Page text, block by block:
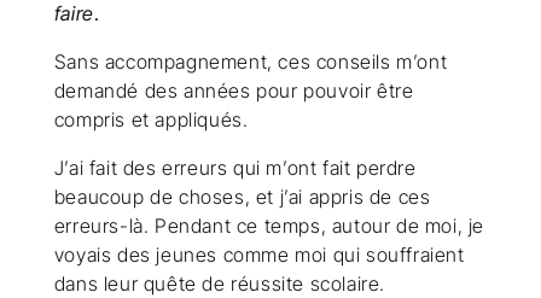
faire.
Sans accompagnement, ces conseils m’ont
demandé des années pour pouvoir être
compris et appliqués.
J’ai fait des erreurs qui m’ont fait perdre
beaucoup de choses, et j’ai appris de ces
erreurs-là. Pendant ce temps, autour de moi, je
voyais des jeunes comme moi qui souffraient
dans leur quête de réussite scolaire.